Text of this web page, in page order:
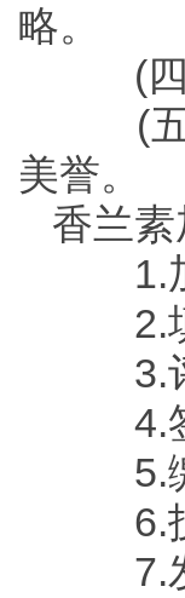
略。
(四)
(五)
美誉。
香兰
1.加
2.填
3.评
4.签
5.缴
6.技
7.发